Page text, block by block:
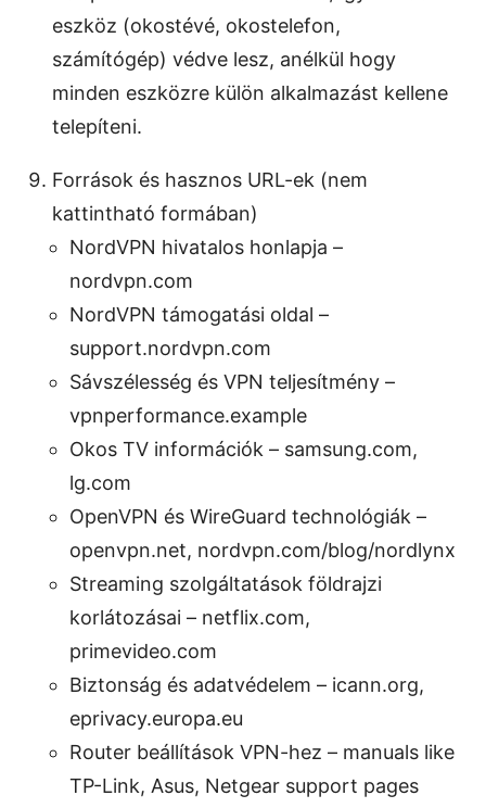
eszköz (okostévé, okostelefon,
számítógép) védve lesz, anélkül hogy
minden eszközre külön alkalmazást kellene
telepíteni.
Források és hasznos URL-ek (nem
kattintható formában)
NordVPN hivatalos honlapja –
nordvpn.com
NordVPN támogatási oldal –
support.nordvpn.com
Sávszélesség és VPN teljesítmény –
vpnperformance.example
Okos TV információk – samsung.com,
lg.com
OpenVPN és WireGuard technológiák –
openvpn.net, nordvpn.com/blog/nordlynx
Streaming szolgáltatások földrajzi
korlátozásai – netflix.com,
primevideo.com
Biztonság és adatvédelem – icann.org,
eprivacy.europa.eu
Router beállítások VPN-hez – manuals like
TP-Link, Asus, Netgear support pages